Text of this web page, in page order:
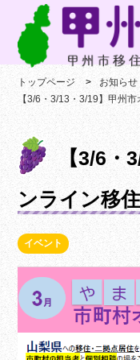
トップページ
お知らせ
【3/6・3/13・3/19】甲州
【3/6・
ンライン移
イベント